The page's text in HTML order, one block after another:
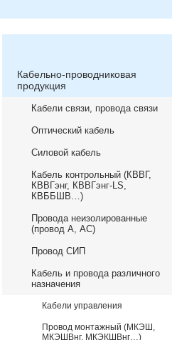
Кабельно-проводниковая
продукция
Кабели связи, провода связи
Оптический кабель
Силовой кабель
Кабель контрольный (КВВГ,
КВВГэнг, КВВГэнг-LS,
КВББШВ…)
Провода неизолированные
(провод А, АС)
Провод СИП
Кабель и провода различного
назначения
Кабели управления
Провод монтажный (МКЭШ,
МКЭШВнг, МКЭКШВнг…)